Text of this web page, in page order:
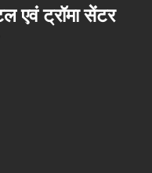
एवं ट्रॉमा सेंटर